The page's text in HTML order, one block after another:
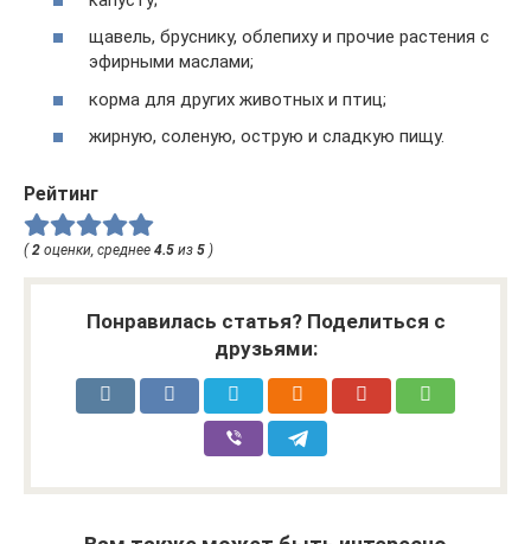
щавель, бруснику, облепиху и прочие растения с
эфирными маслами;
корма для других животных и птиц;
жирную, соленую, острую и сладкую пищу.
Рейтинг
(2 оценки, среднее 4.5 из 5 )
Понравилась статья? Поделиться с
друзьями: